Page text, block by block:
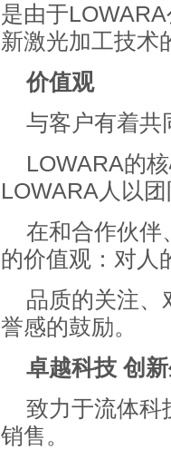
是由于
新激光加工技术
价值观
与客户有着共
LOWARA的
LOWARA人以
在和合作伙伴
的价值观：对人
品质的关注、
誉感的鼓励。
卓越科技 创
致力于流体科
销售。